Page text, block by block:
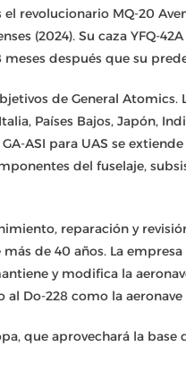
revolucionario MQ-20
(2024). Su caza YFQ-
después que su
de General Atomics.
Países Bajos, Japón,
ASI para UAS se
del fuselaje,
reparación y
de 40 años. La
y modifica la
Do-228 como la
que aprovechará la base